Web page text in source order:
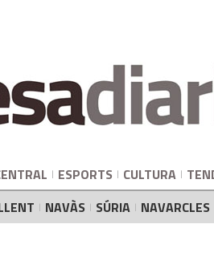
ESPORTS CULTURA
NAVÀS SÚRIA NAVARCLES